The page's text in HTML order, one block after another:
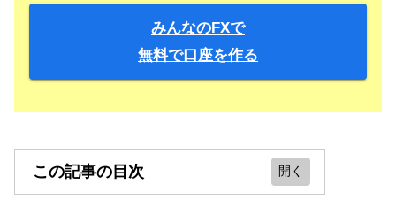
みんなのFXで
無料で口座を作る
この記事の目次